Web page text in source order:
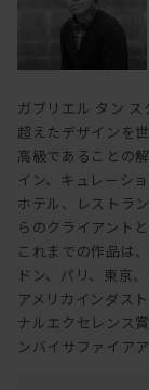
ガブリエル タン ス
超えたデザインを
高級であることの
イン、キュレーシ
ホテル、レストラ
らのクライアント
これまでの作品は
ドン、パリ、東京
アメリカインダス
ナルエクセレンス
ンバイサファイア